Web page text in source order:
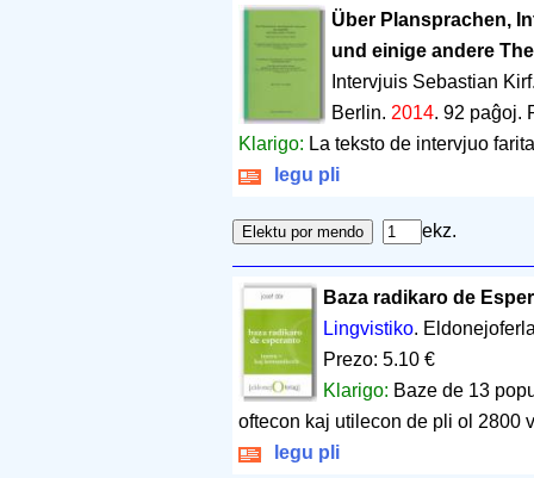
Über Plansprachen,
und einige andere
Intervjuis Sebastian
Berlin. 2014. 92 paĝoj.
Klarigo: La teksto de intervjuo
legu pli
ekz.
Baza radikaro de
Lingvistiko.
Prezo: 5.10 €
Klarigo: Baze de 13
oftecon kaj utilecon de pli ol 2800
legu pli